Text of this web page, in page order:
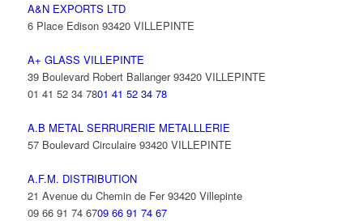
A&N EXPORTS LTD
6 Place Edison 93420 VILLEPINTE
A+ GLASS VILLEPINTE
39 Boulevard Robert Ballanger 93420 VILLEPINTE
01 41 52 34 7801 41 52 34 78
A.B METAL SERRURERIE METALLLERIE
57 Boulevard Circulaire 93420 VILLEPINTE
A.F.M. DISTRIBUTION
21 Avenue du Chemin de Fer 93420 Villepinte
09 66 91 74 6709 66 91 74 67